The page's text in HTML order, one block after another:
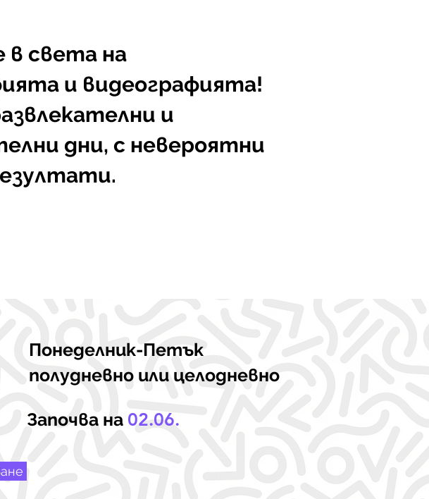
в света на
и видеографията!
и
дни, с невероятни
Понеделник-Петък
полудневно или целодневно
Започва на 02.06.